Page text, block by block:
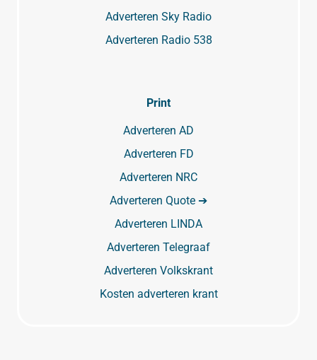
Adverteren Sky Radio
Adverteren Radio 538
Print
Adverteren AD
Adverteren FD
Adverteren NRC
Adverteren Quote ➔
Adverteren LINDA
Adverteren Telegraaf
Adverteren Volkskrant
Kosten adverteren krant